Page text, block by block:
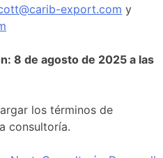
export.com y
8 de agosto de 2025 a las
los términos de
consultoría.